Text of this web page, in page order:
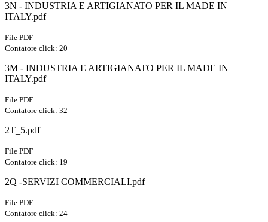
3N - INDUSTRIA E ARTIGIANATO PER IL MADE IN
ITALY.pdf
File PDF
Contatore click: 20
3M - INDUSTRIA E ARTIGIANATO PER IL MADE IN
ITALY.pdf
File PDF
Contatore click: 32
2T_5.pdf
File PDF
Contatore click: 19
2Q -SERVIZI COMMERCIALI.pdf
File PDF
Contatore click: 24